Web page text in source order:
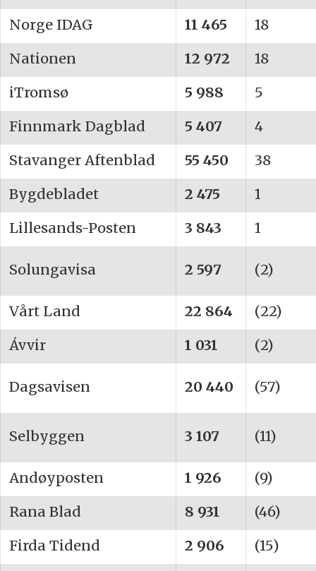
Norge IDAG
11 465
18
Nationen
12 972
18
iTromsø
5 988
5
Finnmark Dagblad
5 407
4
Stavanger Aftenblad
55 450
38
Bygdebladet
2 475
1
Lillesands-Posten
3 843 1
Solungavisa 2 597 (2)
Vårt Land 22 864
(22)
Ávvir
1 031 (2)
Dagsavisen 20 440 (57)
Selbyggen 3 107 (11)
Andøyposten 1 926
(9)
Rana Blad
8 931
(46)
Firda Tidend
2 906 (15)